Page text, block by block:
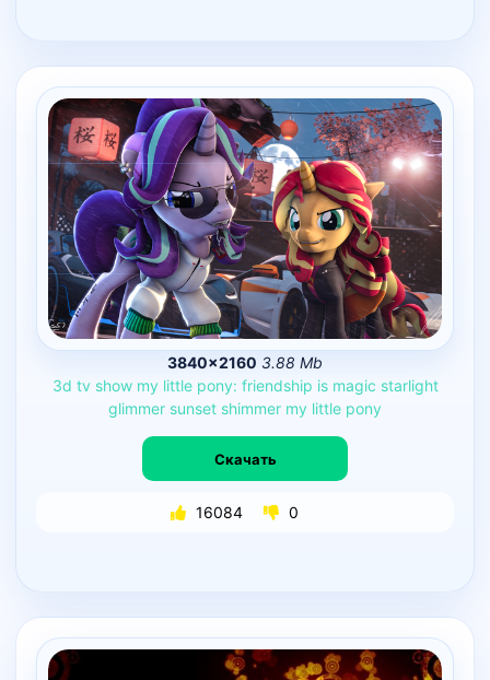
3840×2160 3.88 Mb
3d tv show my little pony: friendship is magic starlight
glimmer sunset shimmer my little pony
Скачать
16084 0